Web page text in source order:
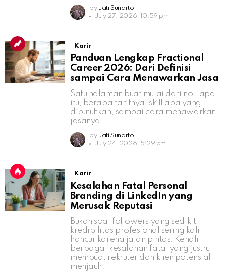
by Jati Sunarto
July 27, 2026, 10:59 pm
Karir
Panduan Lengkap Fractional
Career 2026: Dari Definisi
sampai Cara Menawarkan Jasa
Satu halaman buat mulai dari nol: apa
itu, berapa tarifnya, skill apa yang
dibutuhkan, sampai cara menawarkan
jasanya.
by Jati Sunarto
July 24, 2026, 5:29 pm
Karir
Kesalahan Fatal Personal
Branding di LinkedIn yang
Merusak Reputasi
Bukan soal followers yang sedikit,
kredibilitas profesional sering kali
hancur karena jalan pintas. Kenali
berbagai kesalahan fatal yang justru
membuat rekruter dan klien potensial
menjauh.